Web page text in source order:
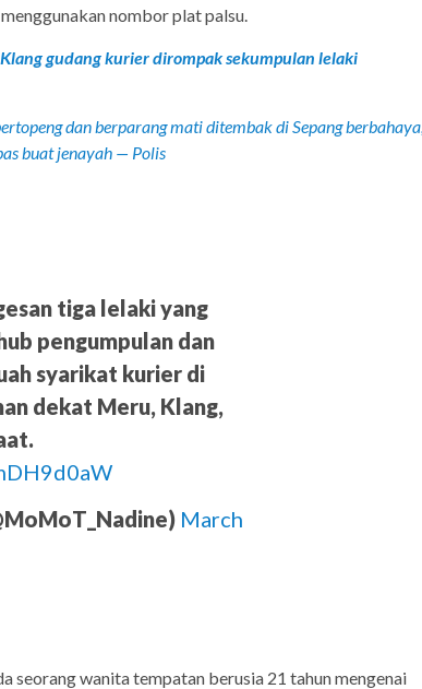
nombor plat palsu.
gudang kurier dirompak sekumpulan lelaki
dan berparang mati ditembak di Sepang berbahaya,
buat jenayah — Polis
tiga lelaki yang
pengumpulan dan
syarikat kurier di
dekat Meru, Klang,
March
seorang wanita tempatan berusia 21 tahun mengenai